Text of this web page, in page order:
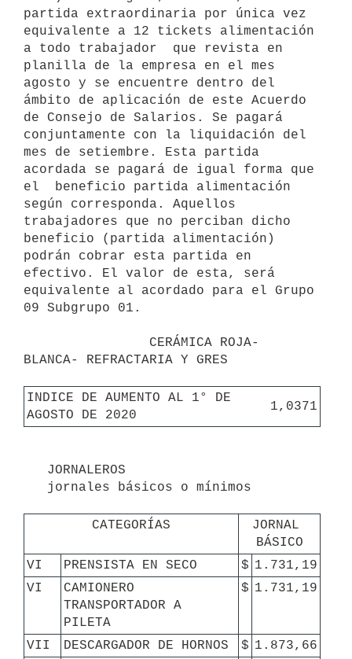
partida extraordinaria por única vez
equivalente a 12 tickets alimentación
a todo trabajador  que revista en
planilla de la empresa en el mes
agosto y se encuentre dentro del
ámbito de aplicación de este Acuerdo
de Consejo de Salarios. Se pagará
conjuntamente con la liquidación del
mes de setiembre. Esta partida
acordada se pagará de igual forma que
el  beneficio partida alimentación
según corresponda. Aquellos
trabajadores que no perciban dicho
beneficio (partida alimentación)
podrán cobrar esta partida en
efectivo. El valor de esta, será
equivalente al acordado para el Grupo
09 Subgrupo 01.
BLANCA- REFRACTARIA Y GRES
INDICE DE AUMENTO AL 1° DE
AGOSTO DE 2020
1,0371
CATEGORÍAS
JORNAL
BÁSICO
VI
PRENSISTA EN SECO $ 1.731,19
VI
CAMIONERO
TRANSPORTADOR A
PILETA
$ 1.731,19
VII DESCARGADOR DE HORNOS $ 1.873,66